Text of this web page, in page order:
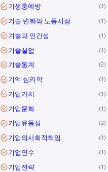
기생충예방 1
기술 변화와 노동시장 1
기술과 인간성 1
기술실업 1
기술통계 2
기억 심리학 1
기업가치 1
기업문화 1
기업유동성 2
기업의사회적책임 1
기업인수 1
기업전략 1